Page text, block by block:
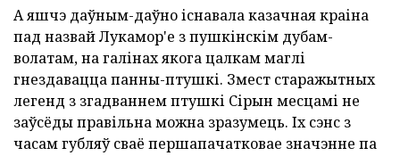
А яшчэ даўным-даўно існавала казачная краіна
пад назвай Лукамор'е з пушкінскім дубам-
волатам, на галінах якога цалкам маглі
гнездавацца панны-птушкі. Змест старажытных
легенд з згадваннем птушкі Сірын месцамі не
заўсёды правільна можна зразумець. Іх сэнс з
часам губляў сваё першапачатковае значэнне па